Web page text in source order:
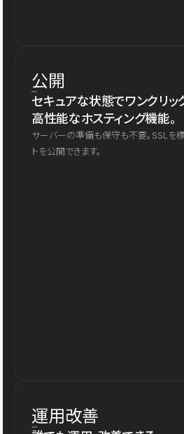
公開
セキュアな状態でワンクリッ
高性能なホスティング機能。
サーバーの準備も保守も不要。SSLを
トを公開できます。
運用改善